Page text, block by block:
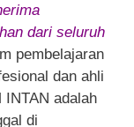
dari seluruh
pembelajaran
dan ahli
INTAN adalah
di